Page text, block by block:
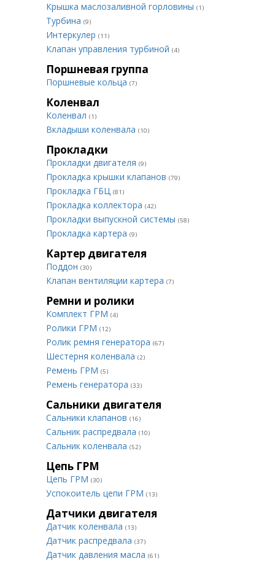
Крышка маслозаливной горловины (1)
Турбина (9)
Интеркулер (11)
Клапан управления турбиной (4)
Поршневая группа
Поршневые кольца (7)
Коленвал
Коленвал (1)
Вкладыши коленвала (10)
Прокладки
Прокладки двигателя (9)
Прокладка крышки клапанов (79)
Прокладка ГБЦ (81)
Прокладка коллектора (42)
Прокладки выпускной системы (58)
Прокладка картера (9)
Картер двигателя
Поддон (30)
Клапан вентиляции картера (7)
Ремни и ролики
Комплект ГРМ (4)
Ролики ГРМ (12)
Ролик ремня генератора (67)
Шестерня коленвала (2)
Ремень ГРМ (5)
Ремень генератора (33)
Сальники двигателя
Сальники клапанов (16)
Сальник распредвала (10)
Сальник коленвала (52)
Цепь ГРМ
Цепь ГРМ (30)
Успокоитель цепи ГРМ (13)
Датчики двигателя
Датчик коленвала (13)
Датчик распредвала (37)
Датчик давления масла (61)